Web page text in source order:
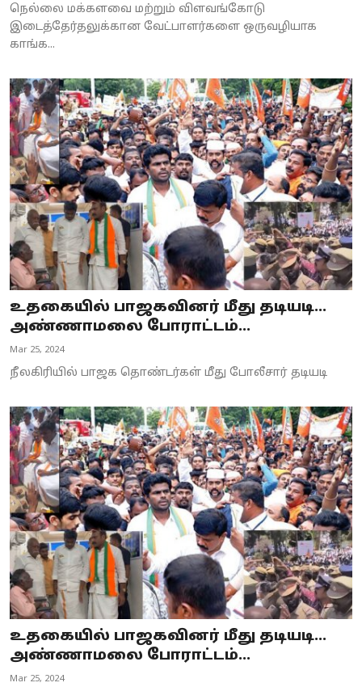
நெல்லை மக்களவை மற்றும் விளவங்கோடு
இடைத்தேர்தலுக்கான வேட்பாளர்களை ஒருவழியாக
காங்க...
உதகையில் பாஜகவினர் மீது தடியடி...
அண்ணாமலை போராட்டம்...
Mar 25, 2024
நீலகிரியில் பாஜக தொண்டர்கள் மீது போலீசார் தடியடி
உதகையில் பாஜகவினர் மீது தடியடி...
அண்ணாமலை போராட்டம்...
Mar 25, 2024